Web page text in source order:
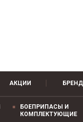
АКЦИИ
БОЕПРИПАСЫ И
КОМПЛЕКТУЮЩИЕ